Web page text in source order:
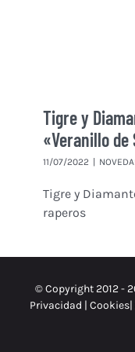
Tigre y
«Veranillo
11/07/2022 |
Tigre y
raperos
© Copyright 2012 -
Privacidad | Cookies|